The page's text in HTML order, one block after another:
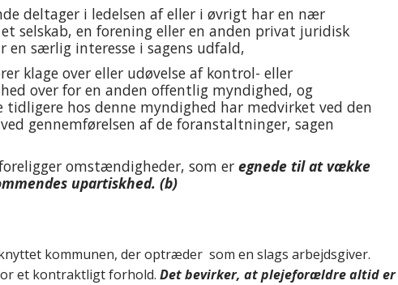
deltager i ledelsen af eller i øvrigt har en nær
selskab, en forening eller en anden privat juridisk
en særlig interesse i sagens udfald,
klage over eller udøvelse af kontrol- eller
over for en anden offentlig myndighed, og
tidligere hos denne myndighed har medvirket ved den
gennemførelsen af de foranstaltninger, sagen
omstændigheder, som er egnede til at vække
upartiskhed. (b)
kommunen, der optræder som en slags arbejdsgiver.
et kontraktligt forhold. Det bevirker, at plejeforældre altid er